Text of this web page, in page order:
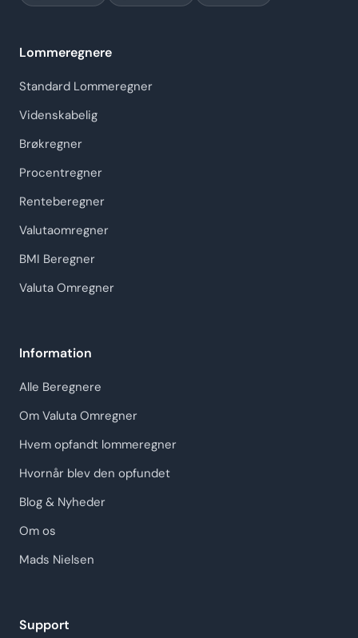
Lommeregnere
Standard Lommeregner
Videnskabelig
Brøkregner
Procentregner
Renteberegner
Valutaomregner
BMI Beregner
Valuta Omregner
Information
Alle Beregnere
Om Valuta Omregner
Hvem opfandt lommeregner
Hvornår blev den opfundet
Blog & Nyheder
Om os
Mads Nielsen
Support